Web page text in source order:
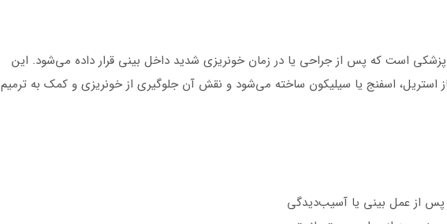
است که پس از جراحی یا در زمان خونریزی شدید داخل بینی قرار داده می‌شود. این
استریل، اسفنج یا سیلیکون ساخته می‌شود و نقش آن جلوگیری از خونریزی و کمک به ترمیم
پس از عمل بینی یا آسیب‌دیدگی